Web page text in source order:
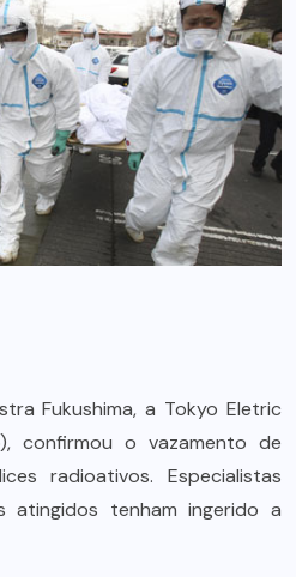
Fukushima, a Tokyo Eletric
confirmou o vazamento de
radioativos. Especialistas
atingidos tenham ingerido a